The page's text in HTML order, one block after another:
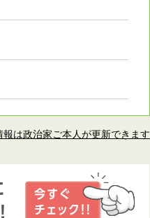
は政治家ご本人が更新できます